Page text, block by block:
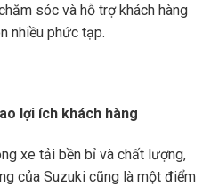
sóc và hỗ trợ khách hàng
nhiều phức tạp.
lợi ích khách hàng
xe tải bền bỉ và chất lượng,
của Suzuki cũng là một điểm